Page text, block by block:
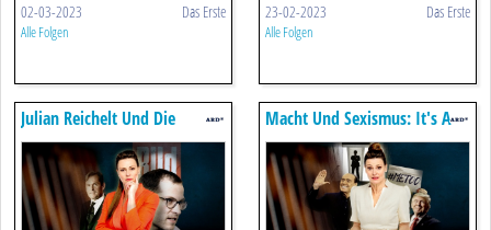
02-03-2023 Das Erste
Alle Folgen
23-02-2023 Das Erste
Alle Folgen
Julian Reichelt Und Die
Frauen: 'bumsen, Belügen,
Wegwerfen'
Macht Und Sexismus: It's A
Match!